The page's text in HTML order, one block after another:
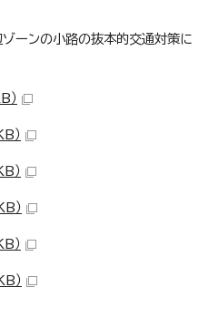
ーンの小路の抜本的交通対策に
）
）
）
）
）
）